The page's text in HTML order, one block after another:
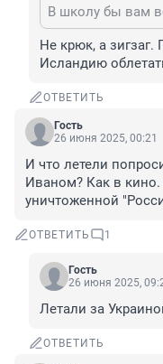
В школу бы вам
Не крюк, а
Исландию
ОТВЕТИТЬ
Гость
26 июня 2025, 00:21
И что летели
Иваном? Как в
уничтоженной
ОТВЕТИТЬ 1
Гость
26 июня 2025,
Летали за
ОТВЕТИТЬ